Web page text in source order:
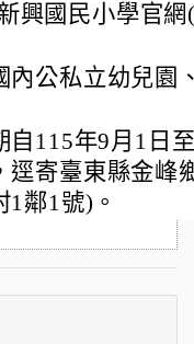
興國民小學官網
內公私立幼兒園
自115年9月1日
逕寄臺東縣金峰
鄰1號)。